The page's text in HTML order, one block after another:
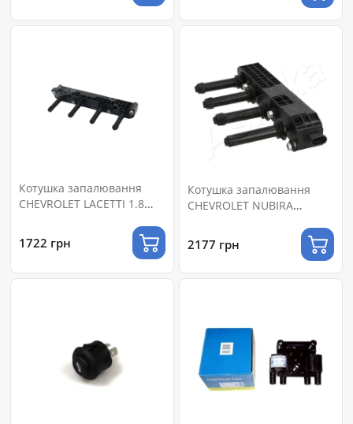
Котушка запалювання
CHEVROLET LACETTI 1.8
1722 грн
Котушка запалювання
CHEVROLET NUBIRA
2177 грн